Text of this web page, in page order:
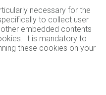
necessary for the
to collect user
embedded contents
It is mandatory to
these cookies on your